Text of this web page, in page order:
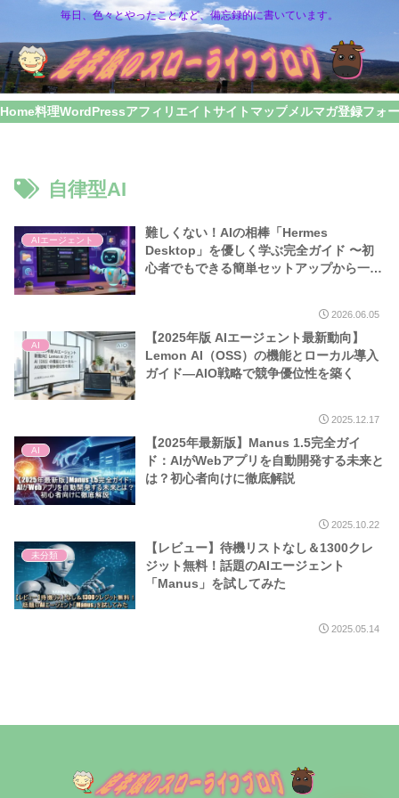
毎日、色々とやったことなど、備忘録的に書いています。
Home料理WordPressアフィリエイトサイトマップメルマガ登録フォ
自律型AI
AIエージェント
難しくない！AIの相棒「Hermes
Desktop」を優しく学ぶ完全ガイド 〜初
心者でもできる簡単セットアップから一歩
2026.06.05
AI
【2025年版 AIエージェント最新動向】
Lemon AI（OSS）の機能とローカル導入
ガイド—AIO戦略で競争優位性を築く
2025.12.17
AI
【2025年最新版】Manus 1.5完全ガイ
ド：AIがWebアプリを自動開発する未来と
は？初心者向けに徹底解説
2025.10.22
未分類
【レビュー】待機リストなし＆1300クレ
ジット無料！話題のAIエージェント
「Manus」を試してみた
2025.05.14